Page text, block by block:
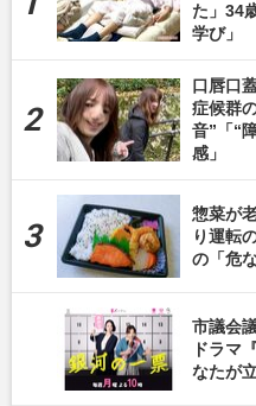
た」34
学び」
口唇口
症候群
音”「“
感」
惣菜が
り運転
の「危
市議会
ドラマ
なたが